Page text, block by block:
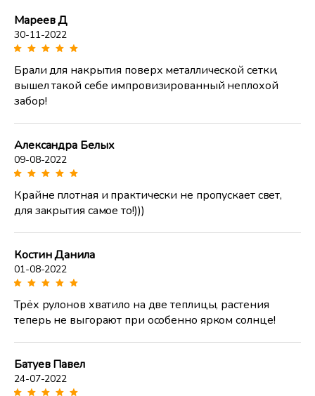
Мареев Д
30-11-2022
Брали для накрытия поверх металлической сетки,
вышел такой себе импровизированный неплохой
забор!
Александра Белых
09-08-2022
Крайне плотная и практически не пропускает свет,
для закрытия самое то!)))
Костин Данила
01-08-2022
Трёх рулонов хватило на две теплицы, растения
теперь не выгорают при особенно ярком солнце!
Батуев Павел
24-07-2022